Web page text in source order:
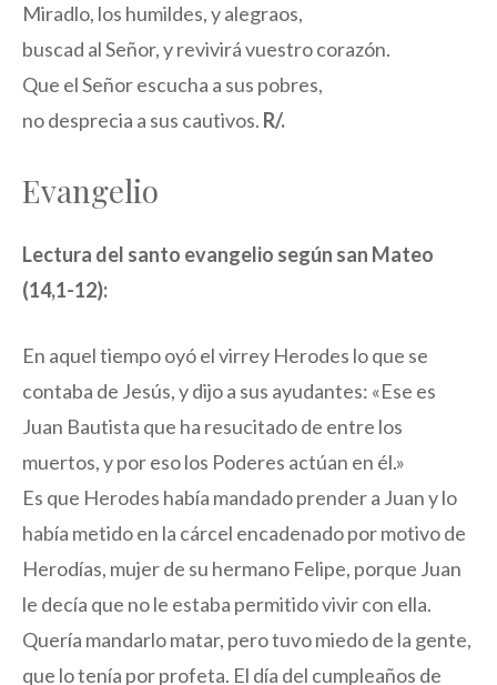
Miradlo, los humildes, y alegraos,
buscad al Señor, y revivirá vuestro corazón.
Que el Señor escucha a sus pobres,
no desprecia a sus cautivos. R/.
Evangelio
Lectura del santo evangelio según san Mateo
(14,1-12):
En aquel tiempo oyó el virrey Herodes lo que se
contaba de Jesús, y dijo a sus ayudantes: «Ese es
Juan Bautista que ha resucitado de entre los
muertos, y por eso los Poderes actúan en él.»
Es que Herodes había mandado prender a Juan y lo
había metido en la cárcel encadenado por motivo de
Herodías, mujer de su hermano Felipe, porque Juan
le decía que no le estaba permitido vivir con ella.
Quería mandarlo matar, pero tuvo miedo de la gente,
que lo tenía por profeta. El día del cumpleaños de